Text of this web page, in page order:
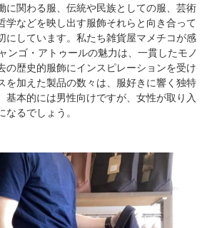
に関わる服、伝統や民族としての服、芸術
学などを映し出す服飾それらと向き合って
にしています。私たち雑貨屋マメチコが感
ンゴ・アトゥールの魅力は、一貫したモノ
の歴史的服飾にインスピレーションを受け
を加えた製品の数々は、服好きに響く独特
基本的には男性向けですが、女性が取り入
るでしょう。